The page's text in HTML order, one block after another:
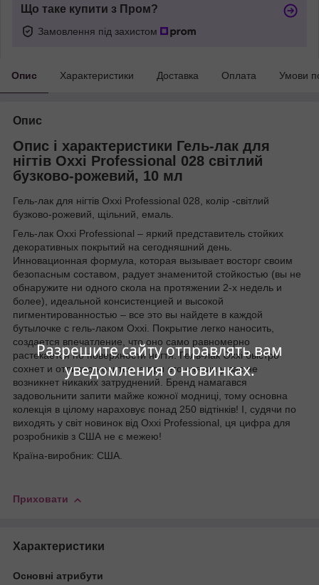
Разрешите сайту отправлять вам
уведомления о новинках.
Що таке купити з Пром?
Замовлення під захистом
Опис Характеристики Доставка Оплата Умови
Опис
Опис і характеристики Гель-лак для
нігтів Oxxi Professional 028 світлий
бузково-рожевий, 10 мл
Гель-лак для нігтів Oxxi Professional 028, колір -світлий
бузково-рожевий, щільний, емаль.
Гель-лак Oxxi Professional – яркий представитель стойких
декоративных покрытий на сегодняшний день.
Инновационная формула, которая вызывает восторг своим
безопасным составом, радует знаменитой стойкостью (вы не
обнаружите ни одного скола на протяжении 2-х недель и
более), идеальной консистенцией и высокой
пигментированностью – все это вы найдете в каждой
бутылочке с гель-лаком Oxxi. Покрытие легко наносить,
создается впечатление, что оно само равномерно
растекается по поверхности ногтя. Гель-лак Oxxi быстро
сохнет и отлично носится, а при его снятии у вас не
возникнет никаких затруднений. Бренд намагався
задовольнити запити майже кожної модниці, тому основна
колекція в цілому нараховує понад 250 відтінків! І, судячи по
виходять у світ новинок від Oxxi Professional, ця цифра для
розробників з США не є межею!
Країна-виробник: США.
Приховати
Характеристики
Основні атрибути